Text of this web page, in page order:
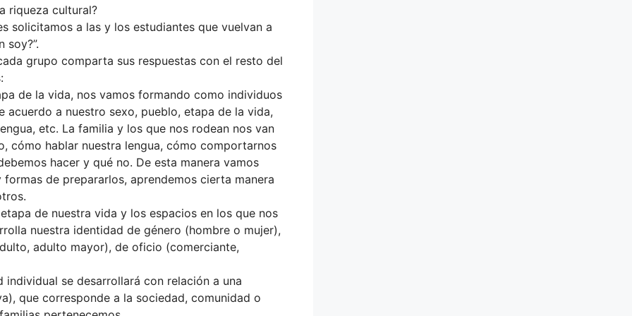
riqueza cultural?
solicitamos a las y los estudiantes que vuelvan a
soy?”.
grupo comparta sus respuestas con el resto del
de la vida, nos vamos formando como individuos
acuerdo a nuestro sexo, pueblo, etapa de la vida,
etc. La familia y los que nos rodean nos van
cómo hablar nuestra lengua, cómo comportarnos
hacer y qué no. De esta manera vamos
de prepararlos, aprendemos cierta manera
de nuestra vida y los espacios en los que nos
nuestra identidad de género (hombre o mujer),
adulto mayor), de oficio (comerciante,
se desarrollará con relación a una
que corresponde a la sociedad, comunidad o